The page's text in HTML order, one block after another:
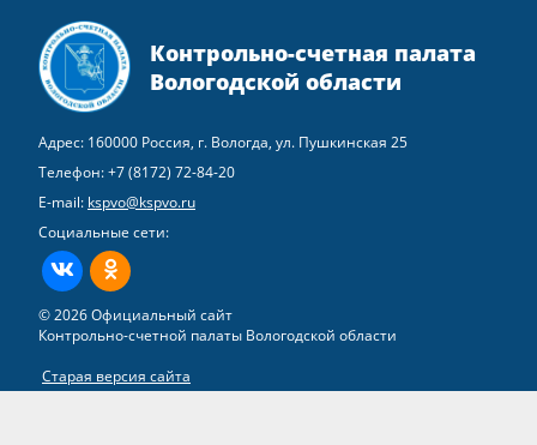
Контрольно-счетная палата
Вологодской области
Адрес: 160000 Россия, г. Вологда, ул. Пушкинская 25
Телефон:+7 (8172) 72-84-20
E-mail: kspvo@kspvo.ru
Социальные сети:
ВКонтактеОдноклассники
© 2026 Официальный сайт
Контрольно-счетной палаты Вологодской области
Старая версия сайта